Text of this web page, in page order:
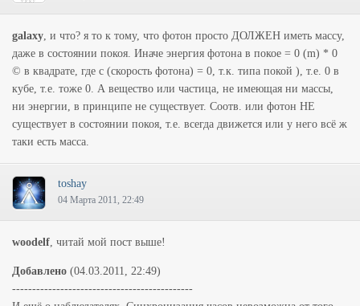
galaxy, и что? я то к тому, что фотон просто ДОЛЖЕН иметь массу,
даже в состоянии покоя. Иначе энергия фотона в покое = 0 (m) * 0
© в квадрате, где c (скорость фотона) = 0, т.к. типа покой ), т.е. 0 в
кубе, т.е. тоже 0. А вещество или частица, не имеющая ни массы,
ни энергии, в принципе не существует. Соотв. или фотон НЕ
существует в состоянии покоя, т.е. всегда движется или у него всё ж
таки есть масса.
toshay
04 Марта 2011, 22:49
woodelf, читай мой пост выше!
Добавлено (04.03.2011, 22:49)
---------------------------------------------